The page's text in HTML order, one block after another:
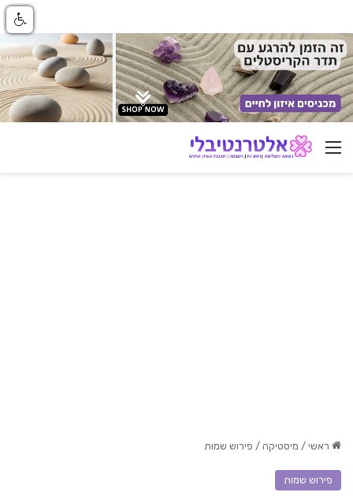
ניווט באתר
ראשי / מיסטיקה / פירוש שמות
פירוש שמות